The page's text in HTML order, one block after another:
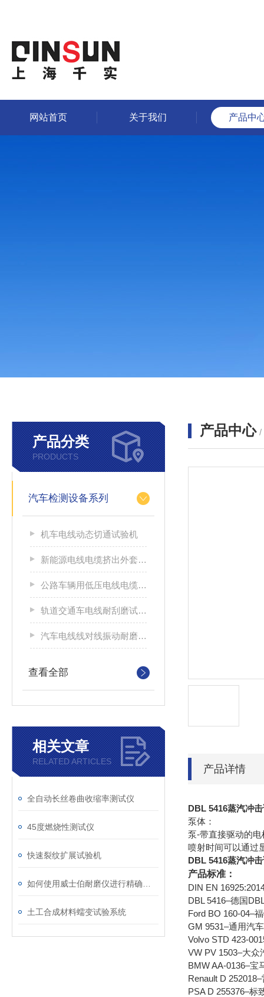
网站首页 关于我们 产品中
产品分类
PRODUCTS
汽车检测设备系列
机车电线动态切通试验机
新能源电线电缆挤出外套刮磨试验仪
公路车辆用低压电线电缆耐刮磨试验机
轨道交通车电线耐刮磨试验机
汽车电线线对线振动耐磨试验机
查看全部
相关文章
RELATED ARTICLES
全自动长丝卷曲收缩率测试仪
45度燃烧性测试仪
快速裂纹扩展试验机
土工合成材料蠕变试验系统
产品中心 /
产品详情
DBL 5416蒸汽冲
泵体：
泵-带直接驱动的
喷射时间可以通过
DBL 5416蒸汽冲
产品标准：
DIN EN
DBL 5416–德国
Ford BO 160-04–
GM 9531–通用汽
Volvo STD 423-
VW PV 1503–大
BMW AA-0136–宝
Renault D
PSA D 255376–标